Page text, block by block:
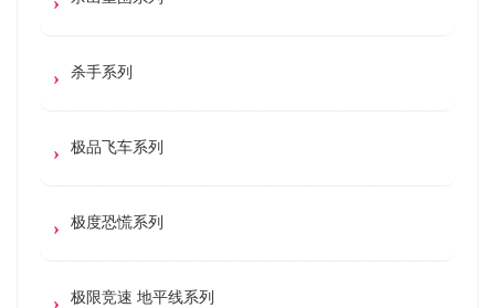
杀手系列
极品飞车系列
极度恐慌系列
极限竞速 地平线系列